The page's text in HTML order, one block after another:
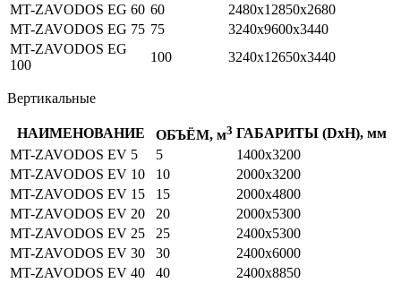
MT-ZAVODOS EG 60 60
2480х12850х2680
MT-ZAVODOS EG 75 75
3240х9600х3440
MT-ZAVODOS EG
100
100 3240х12650х3440
Вертикальные
НАИМЕНОВАНИЕ ОБЪЁМ, м3 ГАБАРИТЫ (DхH), мм
MT-ZAVODOS EV 5
5
1400х3200
MT-ZAVODOS EV 10
10
2000х3200
MT-ZAVODOS EV 15
15
2000х4800
MT-ZAVODOS EV 20
20
2000х5300
MT-ZAVODOS EV 25
25
2400х5300
MT-ZAVODOS EV 30
30
2400х6000
MT-ZAVODOS EV 40
40
2400х8850